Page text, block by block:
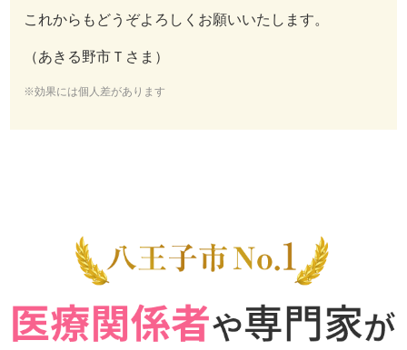
これからもどうぞよろしくお願いいたします。
（あきる野市Ｔさま）
※効果には個人差があります